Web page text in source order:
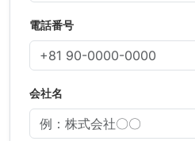
電話番号
会社名